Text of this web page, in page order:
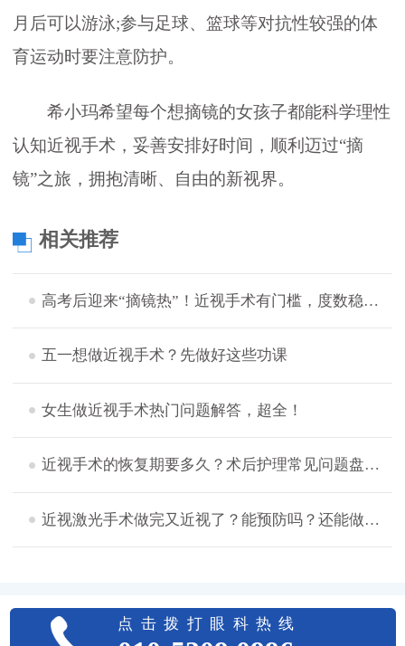
月后可以游泳;参与足球、篮球等对抗性较强的体
育运动时要注意防护。
希小玛希望每个想摘镜的女孩子都能科学理性
认知近视手术，妥善安排好时间，顺利迈过“摘
镜”之旅，拥抱清晰、自由的新视界。
相关推荐
高考后迎来“摘镜热”！近视手术有门槛，度数稳定后才宜手术
五一想做近视手术？先做好这些功课
女生做近视手术热门问题解答，超全！
近视手术的恢复期要多久？术后护理常见问题盘点，想摘镜的看过来！
近视激光手术做完又近视了？能预防吗？还能做二次手术吗？
点击拨打眼科热线